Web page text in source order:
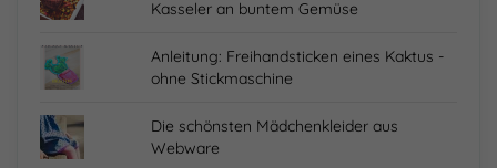
Kasseler an buntem Gemüse
Anleitung: Freihandsticken eines Kaktus -
ohne Stickmaschine
Die schönsten Mädchenkleider aus
Webware